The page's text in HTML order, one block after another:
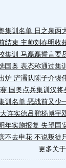
集训名单 日之泉两
结束 主帅刘春明收
集训 马磊磊誓言要
国奥 表态称通过集
炉 浐灞队陈子介饶
国奥点兵集训汉将
训名单 恶战前又少
连实德吕鹏杨博宇
年实施报复 失望国
不去申花 不说叛徒
更多关于